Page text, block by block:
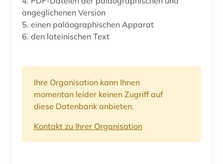
angeglichenen Version
5. einen paläographischen Apparat
6. den lateinischen Text
Ihre Organisation kann Ihnen
momentan leider keinen Zugriff auf
diese Datenbank anbieten.
Kontakt zu Ihrer Organisation